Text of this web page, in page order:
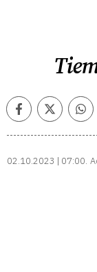
FacebookTwitter
02.10.2023 | 07:00